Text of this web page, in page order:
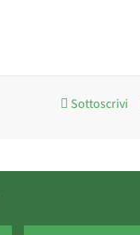
Sottoscrivi